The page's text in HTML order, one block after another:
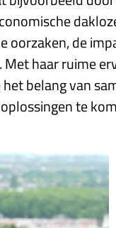
oorzaken, de
haar ruime
belang van
te